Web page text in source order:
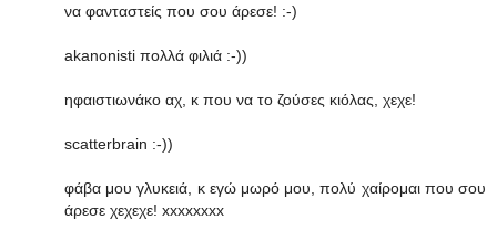
να φανταστείς που σου άρεσε! :-)
akanonisti πολλά φιλιά :-))
ηφαιστιωνάκο αχ, κ που να το ζούσες κιόλας, χεχε!
scatterbrain :-))
φάβα μου γλυκειά, κ εγώ μωρό μου, πολύ χαίρομαι που σου
άρεσε χεχεχε! xxxxxxxx